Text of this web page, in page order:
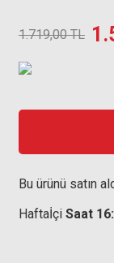
1.719,00 TL
Bu ürünü satın
Haftaİçi Saat